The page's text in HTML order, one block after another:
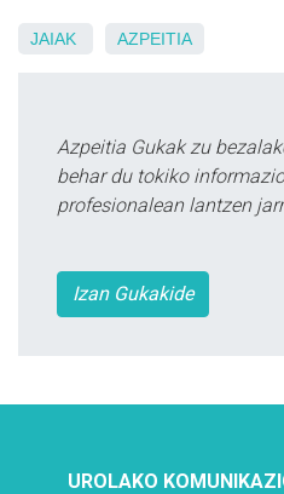
JAIAK AZPEITIA
Azpeitia Gukak zu
behar du tokiko
profesionalean lantzen
Izan Gukakide
UROLAKO